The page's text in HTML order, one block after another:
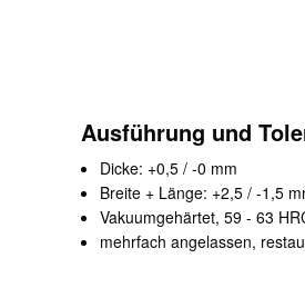
Ausführung und
Dicke: +0,5 / -0 mm
Breite + Länge: +2,5 / -1,5
Vakuumgehärtet, 59 - 63
mehrfach angelassen,